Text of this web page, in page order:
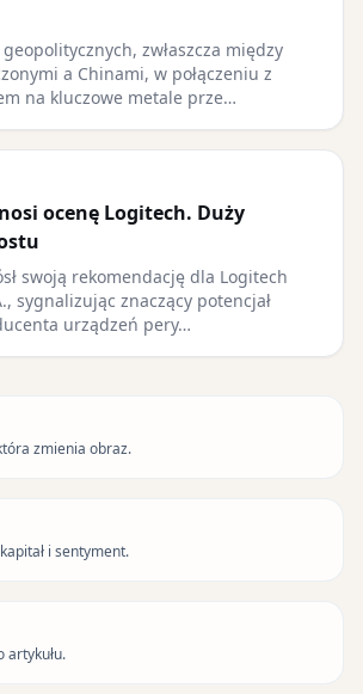
zwłaszcza między
a Chinami, w połączeniu z
na kluczowe metale prze…
ocenę Logitech. Duży
swoją rekomendację dla Logitech
sygnalizując znaczący potencjał
urządzeń pery…
zmienia obraz.
i sentyment.
artykułu.